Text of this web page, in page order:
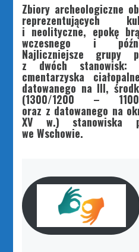
Zbiory archeologiczne
reprezentujących
i neolityczne, epokę
wczesnego i
Najliczniejsze grupy
z dwóch stanowisk:
cmentarzyska
datowanego na III,
(1300/1200 –
oraz z datowanego na
XV w.) stanowiska
we Wschowie.